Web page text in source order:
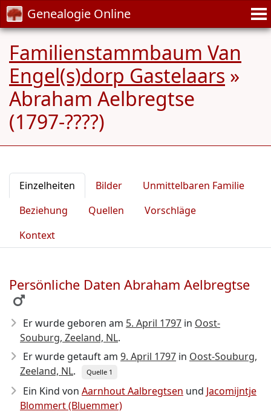
Genealogie Online
Familienstammbaum Van
Engel(s)dorp Gastelaars »
Abraham Aelbregtse
(1797-????)
Einzelheiten Bilder
Unmittelbaren Familie
Beziehung
Quellen
Vorschläge
Kontext
Persönliche Daten Abraham Aelbregtse
Er wurde geboren am 5. April 1797 in Oost-
Souburg, Zeeland, NL.
Er wurde getauft am 9. April 1797 in Oost-Souburg,
Zeeland, NL. Quelle 1
Ein Kind von Aarnhout Aalbregtsen und Jacomijntje
Blommert (Bluemmer)